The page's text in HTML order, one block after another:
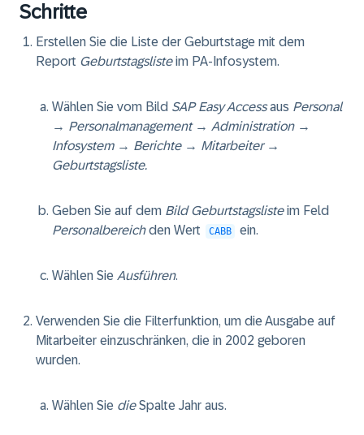
Schritte
Erstellen Sie die Liste der Geburtstage mit dem
Report Geburtstagslisteim PA-Infosystem.
Wählen Sie vom Bild SAP Easy Accessaus Personal
→ Personalmanagement→ Administration→
Infosystem→ Berichte→ Mitarbeiter →
Geburtstagsliste.
Geben Sie auf dem Bild Geburtstagslisteim Feld
Personalbereichden Wert CABB ein.
Wählen Sie Ausführen.
Verwenden Sie die Filterfunktion, um die Ausgabe auf
Mitarbeiter einzuschränken, die in 2002 geboren
wurden.
Wählen Sie dieSpalte Jahr aus.